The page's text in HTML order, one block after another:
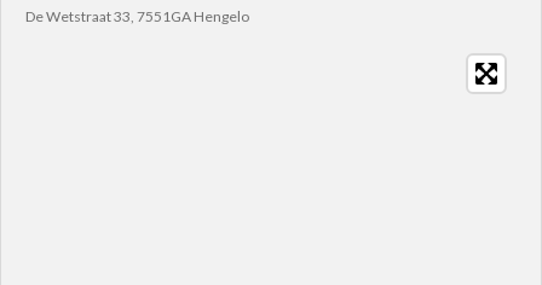
De Wetstraat 33, 7551GA Hengelo